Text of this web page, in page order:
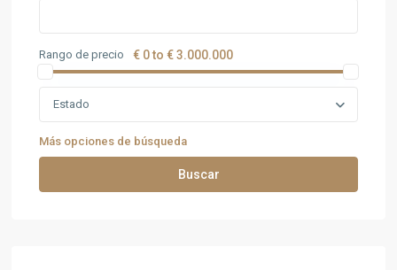
Rango de precio € 0 to € 3.000.000
Estado
Más opciones de búsqueda
Buscar